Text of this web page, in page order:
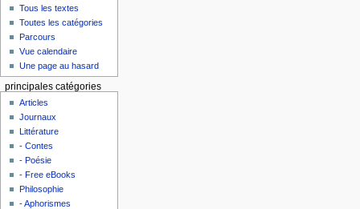
Tous les textes
Toutes les catégories
Parcours
Vue calendaire
Une page au hasard
principales catégories
Articles
Journaux
Littérature
- Contes
- Poésie
- Free eBooks
Philosophie
- Aphorismes